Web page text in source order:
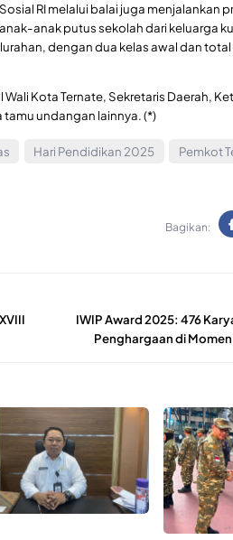
RI melalui balai juga menjalankan
anak putus sekolah dari keluarga
dengan dua kelas awal dan
Kota Ternate, Sekretaris Daerah,
undangan lainnya. (*)
Hari Pendidikan 2025
Pemkot
Bagikan:
IWIP Award 2025: 476
Penghargaan di